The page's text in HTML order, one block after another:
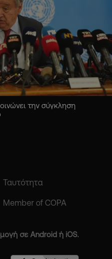
την σύγκληση
Ταυτότητα
Member of COPA
σε Android ή iOS.